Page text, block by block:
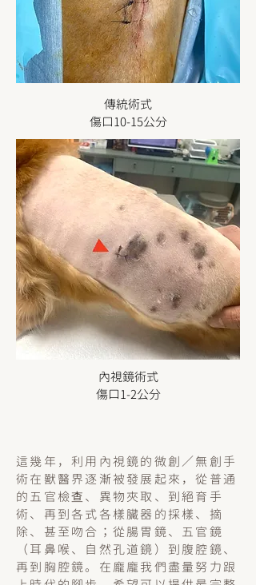
​傳統術式
傷口10-15公分
​內視鏡術式
傷口1-2公分
這幾年，利用內視鏡的微創／無創手
術在獸醫界逐漸被發展起來，從普通
的五官檢查、異物夾取、到絕育手
術、再到各式各樣臟器的採樣、摘
除、甚至吻合；從腸胃鏡、五官鏡
（耳鼻喉、自然孔道鏡）到腹腔鏡、
再到胸腔鏡。在龐龐我們盡量努力跟